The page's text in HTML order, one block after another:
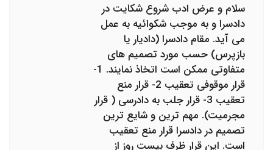
سلام و عرض ادب شروع شکایت در
دادسرا و به موجب شکوائیه به عمل
می آید. مقام دادسرا (دادیار یا
بازپرس) حسب مورد تصمیم های
متفاوتی ممکن است اتخاذ نمایند. 1-
قرار موقوفی تعقیب 2- قرار منع
تعقیب 3- قرار جلب به دادرسی ( قرار
مجرمیت). مهم ترین و شایع ترین
تصمیم در دادسرا قرار منع تعقیب
است. این قرار ظرف بیست روز از